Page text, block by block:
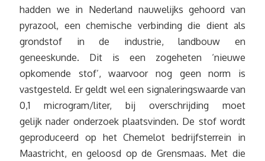
hadden we in Nederland nauwelijks gehoord van
pyrazool, een chemische verbinding die dient als
grondstof in de industrie, landbouw en
geneeskunde. Dit is een zogeheten ‘nieuwe
opkomende stof’, waarvoor nog geen norm is
vastgesteld. Er geldt wel een signaleringswaarde van
0,1 microgram/liter, bij overschrijding moet
gelijk nader onderzoek plaatsvinden. De stof wordt
geproduceerd op het Chemelot bedrijfsterrein in
Maastricht, en geloosd op de Grensmaas. Met die